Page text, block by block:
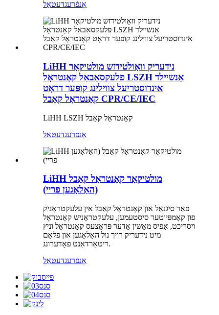
אָנפֿרעגדעטאַל
LiHH נידעריק וואָולטידזש מולטיקאָר
פלעקסאַבאַל קאָנטראָל LSZH אַנשיילד
אינדוסטריעל צווילינג קופּער דראָט
קאָנטראָל קאַבל CPR/CE/IEC
LiHH LSZH קאָנטראָל קאַבל
אָנפֿרעגדעטאַל
LiHH מולטיקאָר קאָנטראָל קאַבל
(האַלאָגען פריי)
פֿאַר סיגנאַל און קאָנטראָל קאַבל אין עלעקטראָניק
פון קאָמפּיוטער סיסטעמען, עלעקטראָניש קאָנטראָל
ויסריכט, אָפיס מאַשין אָדער פּראָצעס קאָנטראָל וניץ
מיט נידעריק רויך נול האַלאָגען און פלאַם
ריטאַרדאַנט פאָדערונג.
אָנפֿרעגדעטאַל